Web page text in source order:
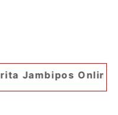
Portal Berita